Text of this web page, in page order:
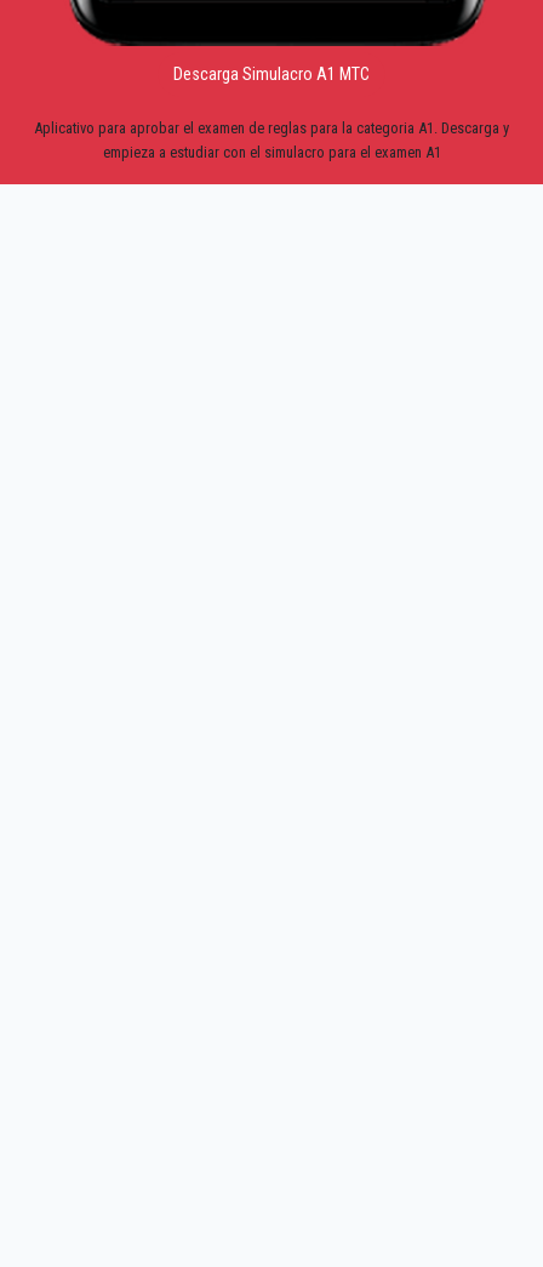
Descarga Simulacro A1 MTC
Aplicativo para aprobar el examen de reglas para la categoria A1. Descarga y
empieza a estudiar con el simulacro para el examen A1